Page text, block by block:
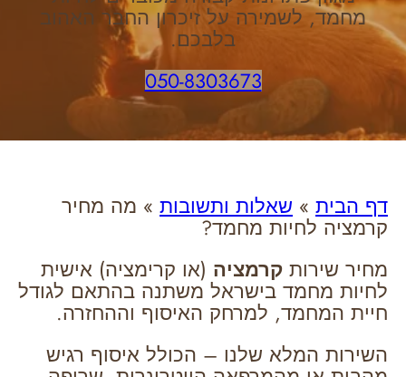
מחמד, לשמירה על זיכרון החבר האהוב
בלבכם.
050-8303673
דף הבית » שאלות ותשובות » מה מחיר
קרמציה לחיות מחמד?
מחיר שירות קרמציה (או קרימציה) אישית
לחיות מחמד בישראל משתנה בהתאם לגודל
חיית המחמד, למרחק האיסוף וההחזרה.
השירות המלא שלנו – הכולל איסוף רגיש